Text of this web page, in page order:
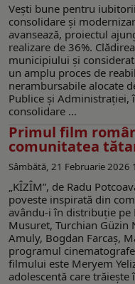
Vești bune pentru
consolidare și
avansează, proiectul
realizare de 36%.
municipiului și
un amplu proces de
nerambursabile alocate
Publice și
consolidare ...
Primul film
comunitatea
Sâmbătă, 21 Februarie 2026
„KÎZÎM”, de Radu
poveste inspirată din
avându-i în distribuție pe
Musuret, Turchian Güzin
Amuly, Bogdan Farcaș,
programul
filmului este Meryem
adolescentă care